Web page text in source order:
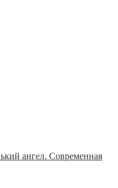
ангел. Современная